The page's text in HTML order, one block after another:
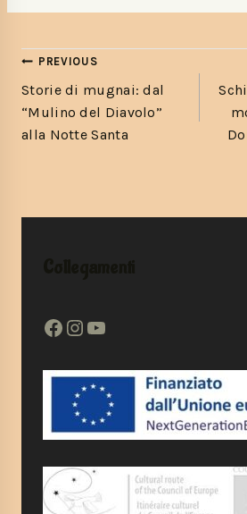
PREVIOUS
Storie di mugnai: dal
“Mulino del Diavolo”
alla Notte Santa